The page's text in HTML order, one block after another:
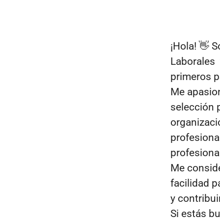
¡Hola! 👋
Laborales
primeros
Me
selección
Me
facilidad
y
Si estás